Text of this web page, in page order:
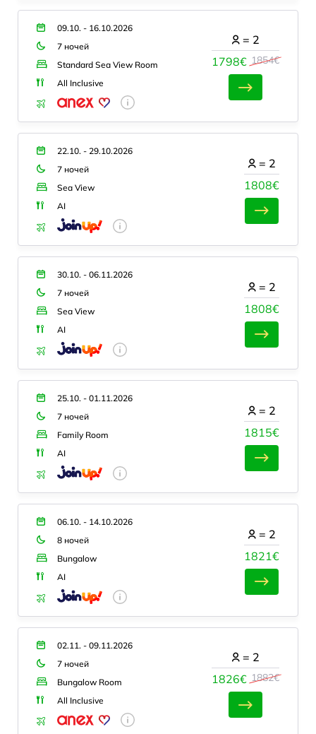
09.10. - 16.10.2026
7 ночей
Standard Sea View Room
All Inclusive
1798€ 1854€
= 2
22.10. - 29.10.2026
7 ночей
Sea View
AI
1808€
= 2
30.10. - 06.11.2026
7 ночей
Sea View
AI
1808€
= 2
25.10. - 01.11.2026
7 ночей
Family Room
AI
1815€
= 2
06.10. - 14.10.2026
8 ночей
Bungalow
AI
1821€
= 2
02.11. - 09.11.2026
7 ночей
Bungalow Room
All Inclusive
1826€ 1882€
= 2